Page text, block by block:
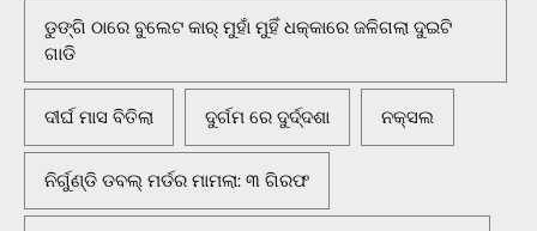
ଡୁଙ୍ଗି ଠାରେ ବୁଲେଟ କାର୍ ମୁହାଁ ମୁହିଁ ଧକ୍କାରେ ଜଳିଗଲା ଦୁଇଟି
ଗାଡି
ଦୀର୍ଘ ମାସ ବିତିଲା ଦୁର୍ଗମ ରେ ଦୁର୍ଦ୍ଦଶା ନକ୍ସଲ
ନିର୍ଗୁଣ୍ଡି ଡବଲ୍ ମର୍ଡର ମାମଲା: ୩ ଗିରଫ